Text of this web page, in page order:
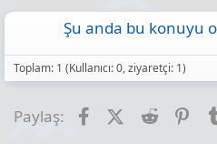
PSU:MSI MPG 850 Watt
Soğutma:
Corsair H150 RGB
SSD:Samsung Pro 990 1 TB
Kasa:
Corsair iCUE 5000X
Şu anda bu konuyu
Toplam: 1 (Kullanıcı: 0, ziyaretçi: 1)
Paylaş: FacebookX (Twitter)
Reddit